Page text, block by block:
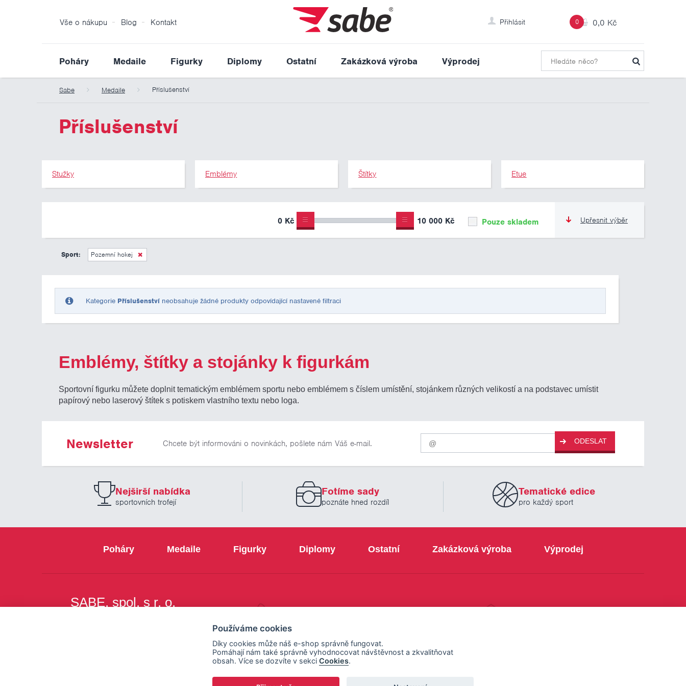
0 0,0 Kč
Přihlásit
Vše o nákupu Blog Kontakt
Poháry Medaile Figurky Diplomy Ostatní Zakázková výroba Výprodej
Sabe Medaile Příslušenství
Příslušenství
Stužky Emblémy Štítky Etue
Upřesnit výběr
Pouze skladem
0 Kč 10 000 Kč
Sport: Pozemní hokej
Kategorie Příslušenstvíneobsahuje žádné produkty odpovídající nastavené filtraci
Emblémy, štítky a stojánky k figurkám
Sportovní figurku můžete doplnit tematickým emblémem sportu nebo emblémem s číslem umístění, stojánkem různých velikostí a na podstavec umístit
papírový nebo laserový štítek s potiskem vlastního textu nebo loga.
Newsletter Chcete být informováni o novinkách, pošlete nám Váš e-mail.
Pro
odběr
našich
novinek
ODESLAT
Nejširší nabídka
sportovních trofejí
Fotíme sady
poznáte hned rozdíl
Tematické edice
pro každý sport
Poháry Medaile Figurky Diplomy Ostatní Zakázková výroba Výprodej
SABE, spol. s r. o.
Používáme cookies
Díky cookies může náš e-shop správně fungovat.
Pomáhají nám také správně vyhodnocovat návštěvnost a zkvalitňovat
obsah. Více se dozvíte v sekci Cookies.